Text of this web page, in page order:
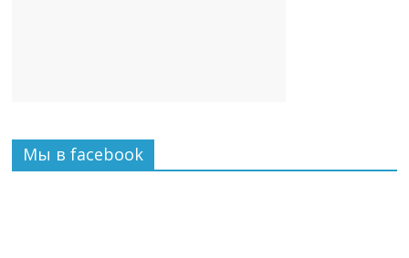
Мы в facebook